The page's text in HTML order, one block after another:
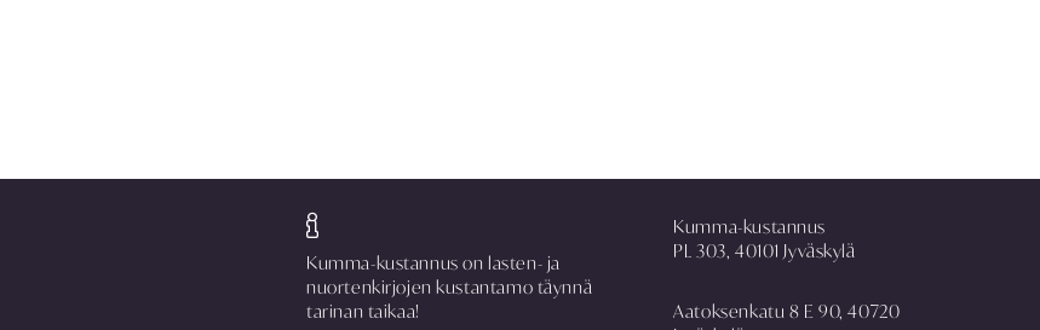
Kumma-kustannus on lasten- ja
nuortenkirjojen kustantamo täynnä
tarinan taikaa!
Kumma-kustannus
PL 303, 40101 Jyväskylä
Aatoksenkatu 8 E 90, 40720